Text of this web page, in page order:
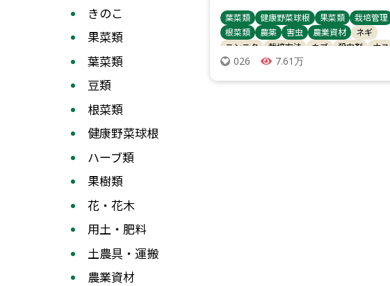
きのこ
果菜類
葉菜類
豆類
根菜類
健康野菜球根
ハーブ類
果樹類
花・花木
用土・肥料
土農具・運搬
農業資材
葉菜類 健康野菜球根 果菜類
栽培管理
根菜類
農薬 害虫 農業資材
ネギ
ニンニク
栽培方法 カブ 殺虫剤
ナス
殺菌剤
キュウリ じゃがいも
026 7.61万